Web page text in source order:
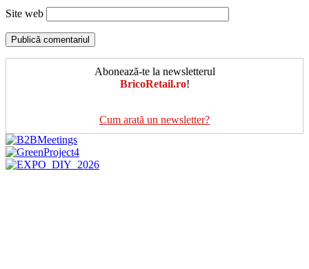
Site web
Abonează-te la newsletterul
BricoRetail.ro!
Cum arată un newsletter?